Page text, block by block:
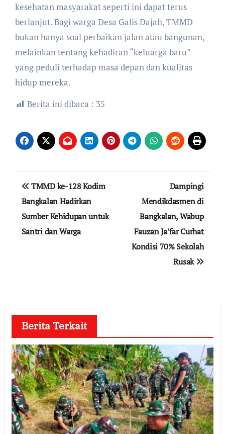
kesehatan masyarakat seperti ini dapat terus
berlanjut. Bagi warga Desa Galis Dajah, TMMD
bukan hanya soal perbaikan jalan atau bangunan,
melainkan tentang kehadiran “keluarga baru”
yang peduli terhadap masa depan dan kualitas
hidup mereka.
Berita ini dibaca : 35
Navigasi
pos
TMMD ke-128 Kodim
Bangkalan Hadirkan
Sumber Kehidupan untuk
Santri dan Warga
Dampingi
Mendikdasmen di
Bangkalan, Wabup
Fauzan Ja’far Curhat
Kondisi 70% Sekolah
Rusak
Berita Terkait